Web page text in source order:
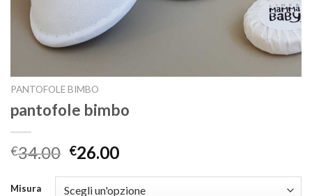
PANTOFOLE BIMBO
pantofole bimbo
€34.00 €26.00
Misura